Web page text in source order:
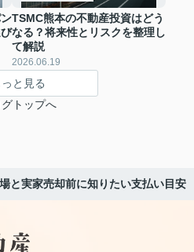
TSMC熊本の不動産投資はどう
なる？将来性とリスクを整理し
て解説
2026.06.19
っと見る
トップへ
と実家売却前に知りたい支払い目安